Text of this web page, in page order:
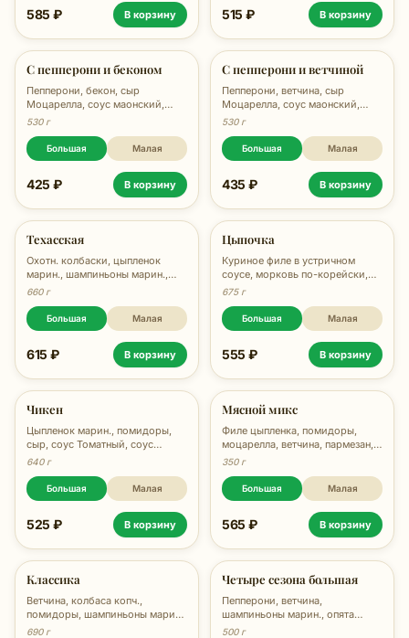
585 ₽ В корзину 515 ₽ В корзину
С пепперони и беконом
Пепперони, бекон, сыр
Моцарелла, соус маонский,
орегано, 530 гр.
530 г
Большая Малая
425 ₽ В корзину
С пепперони и ветчиной
Пепперони, ветчина, сыр
Моцарелла, соус маонский,
орегано, 530 гр.
530 г
Большая Малая
435 ₽ В корзину
Техасская
Охотн. колбаски, цыпленок
марин., шампиньоны марин.,
сыр, соус Кисло-сладкий, соус
660 г
Большая Малая
615 ₽ В корзину
Цыпочка
Куриное филе в устричном
соусе, морковь по-корейски,
перец болгарский, сыр
соус Унаги, зелень, 675 гр.
675 г
Большая Малая
555 ₽ В корзину
Чикен
Цыпленок марин., помидоры,
сыр, соус Томатный, соус
Маонский, зелень, 670 гр.
640 г
Большая Малая
525 ₽ В корзину
Мясной микс
Филе цыпленка, помидоры,
моцарелла, ветчина, пармезан,
соус тар-тар, 780г
350 г
Большая Малая
565 ₽ В корзину
Классика
Ветчина, колбаса копч.,
помидоры, шампиньоны марин.,
сыр, соус Маонский, 690 гр.
690 г
Четыре сезона большая
Пепперони, ветчина,
шампиньоны марин., опята
марин., помидоры, сыр, соус
500 г